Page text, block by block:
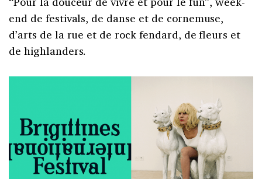
end de festivals, de danse et de cornemuse,
d’arts de la rue et de rock fendard, de fleurs et
de highlanders.